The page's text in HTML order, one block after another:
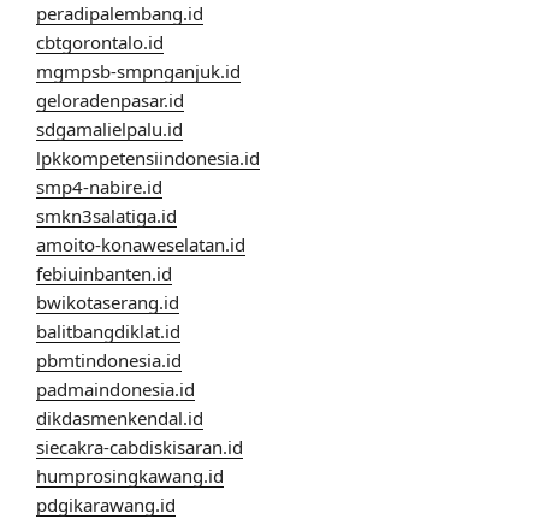
peradipalembang.id
cbtgorontalo.id
mgmpsb-smpnganjuk.id
geloradenpasar.id
sdgamalielpalu.id
lpkkompetensiindonesia.id
smp4-nabire.id
smkn3salatiga.id
amoito-konaweselatan.id
febiuinbanten.id
bwikotaserang.id
balitbangdiklat.id
pbmtindonesia.id
padmaindonesia.id
dikdasmenkendal.id
siecakra-cabdiskisaran.id
humprosingkawang.id
pdgikarawang.id